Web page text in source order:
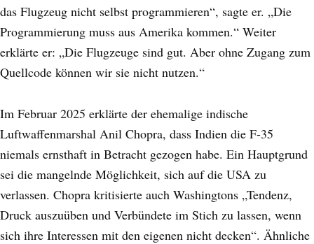
das Flugzeug nicht selbst programmieren“, sagte er. „Die
Programmierung muss aus Amerika kommen.“ Weiter
erklärte er: „Die Flugzeuge sind gut. Aber ohne Zugang zum
Quellcode können wir sie nicht nutzen.“
Im Februar 2025 erklärte der ehemalige indische
Luftwaffenmarshal Anil Chopra, dass Indien die F-35
niemals ernsthaft in Betracht gezogen habe. Ein Hauptgrund
sei die mangelnde Möglichkeit, sich auf die USA zu
verlassen. Chopra kritisierte auch Washingtons „Tendenz,
Druck auszuüben und Verbündete im Stich zu lassen, wenn
sich ihre Interessen mit den eigenen nicht decken“. Ähnliche